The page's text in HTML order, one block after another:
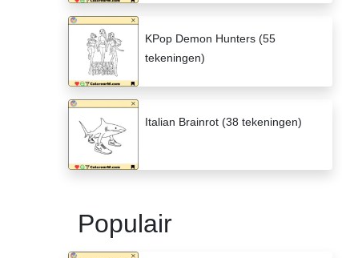
KPop Demon Hunters (55
tekeningen)
Italian Brainrot (38 tekeningen)
Populair